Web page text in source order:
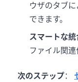
ウザのタブ
できます。
スマートな統
ファイル関連
次のステップ：